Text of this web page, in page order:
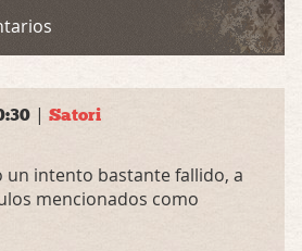
| Satori
un intento bastante fallido, a
mencionados como